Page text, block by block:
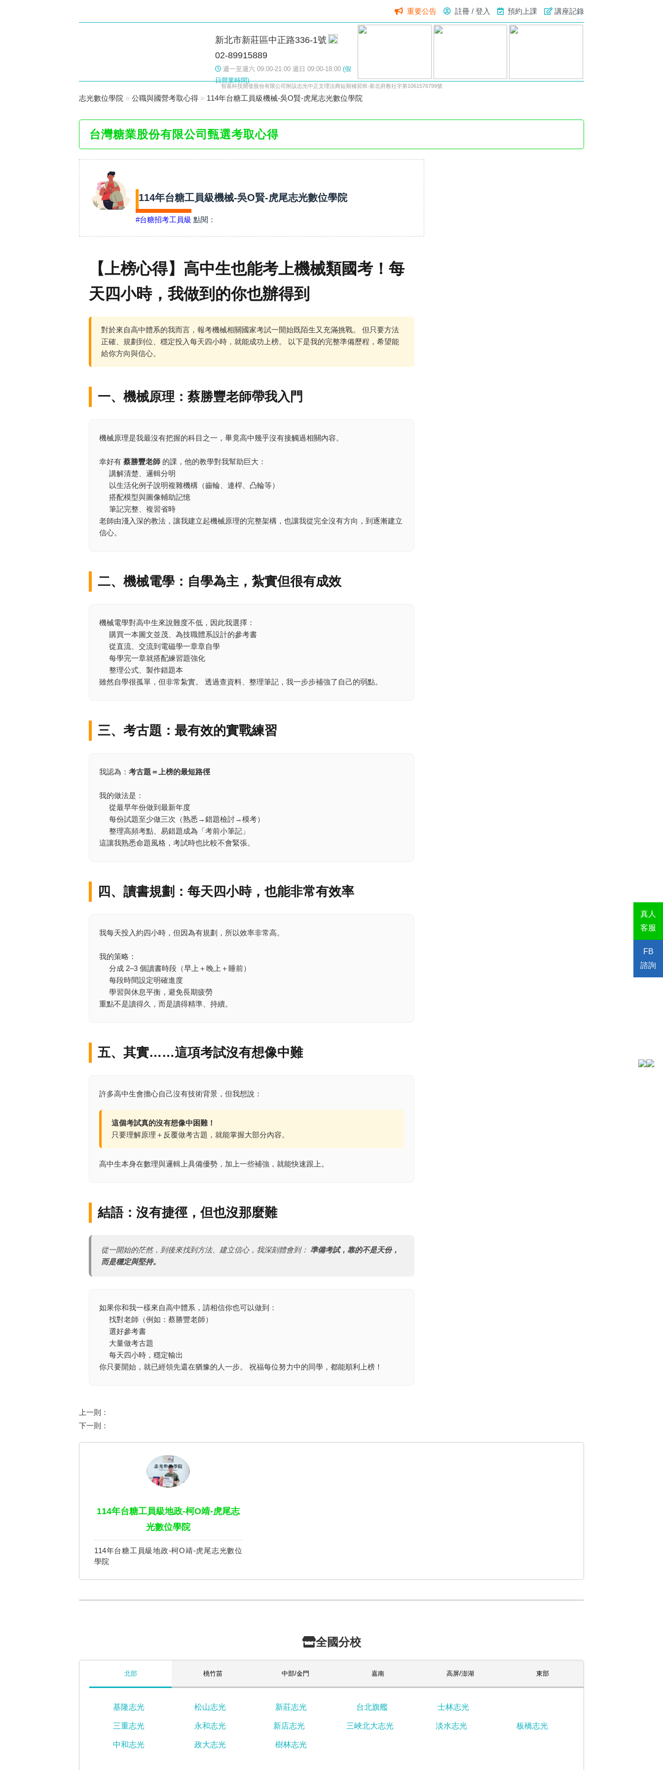
重要公告 註冊 / 登入 預約上課 講座記錄
新北市新莊區中正路336-1號
02-89915889
週一至週六 09:00-21:00 週日 09:00-18:00 (假
日營業時間)
真人
客服
FB
諮詢
智基科技開發股份有限公司附設志光中正文理法商短期補習班-新北府教社字第1061576799號
志光數位學院 » 公職與國營考取心得 » 114年台糖工員級機械-吳O賢-虎尾志光數位學院
台灣糖業股份有限公司甄選考取心得
114年台糖工員級機械-吳O賢-虎尾志光數位學院
#台糖招考工員級 點閱：
【上榜心得】高中生也能考上機械類國考！每
天四小時，我做到的你也辦得到
對於來自高中體系的我而言，報考機械相關國家考試一開始既陌生又充滿挑戰。 但只要方法
正確、規劃到位、穩定投入每天四小時，就能成功上榜。 以下是我的完整準備歷程，希望能
給你方向與信心。
一、機械原理：蔡勝豐老師帶我入門
機械原理是我最沒有把握的科目之一，畢竟高中幾乎沒有接觸過相關內容。
幸好有 蔡勝豐老師 的課，他的教學對我幫助巨大：
講解清楚、邏輯分明
以生活化例子說明複雜機構（齒輪、連桿、凸輪等）
搭配模型與圖像輔助記憶
筆記完整、複習省時
老師由淺入深的教法，讓我建立起機械原理的完整架構，也讓我從完全沒有方向，到逐漸建立
信心。
二、機械電學：自學為主，紮實但很有成效
機械電學對高中生來說難度不低，因此我選擇：
購買一本圖文並茂、為技職體系設計的參考書
從直流、交流到電磁學一章章自學
每學完一章就搭配練習題強化
整理公式、製作錯題本
雖然自學很孤單，但非常紮實。 透過查資料、整理筆記，我一步步補強了自己的弱點。
三、考古題：最有效的實戰練習
我認為： 考古題＝上榜的最短路徑
我的做法是：
從最早年份做到最新年度
每份試題至少做三次（熟悉→錯題檢討→模考）
整理高頻考點、易錯題成為「考前小筆記」
這讓我熟悉命題風格，考試時也比較不會緊張。
四、讀書規劃：每天四小時，也能非常有效率
我每天投入約四小時，但因為有規劃，所以效率非常高。
我的策略：
分成 2–3 個讀書時段（早上＋晚上＋睡前）
每段時間設定明確進度
學習與休息平衡，避免長期疲勞
重點不是讀得久，而是讀得精準、持續。
五、其實……這項考試沒有想像中難
許多高中生會擔心自己沒有技術背景，但我想說：
這個考試真的沒有想像中困難！
只要理解原理＋反覆做考古題，就能掌握大部分內容。
高中生本身在數理與邏輯上具備優勢，加上一些補強，就能快速跟上。
結語：沒有捷徑，但也沒那麼難
從一開始的茫然，到後來找到方法、建立信心，我深刻體會到： 準備考試，靠的不是天份，
而是穩定與堅持。
如果你和我一樣來自高中體系，請相信你也可以做到：
找對老師（例如：蔡勝豐老師）
選好參考書
大量做考古題
每天四小時，穩定輸出
你只要開始，就已經領先還在猶豫的人一步。 祝福每位努力中的同學，都能順利上榜！
上一則：
下一則：
114年台糖工員級地政-柯O靖-虎尾志
光數位學院
114年台糖工員級地政-柯O靖-虎尾志光數位
學院
全國分校
北部 桃竹苗 中部/金門 嘉南 高屏/澎湖 東部
基隆志光 松山志光 新莊志光 台北旗艦 士林志光
三重志光 永和志光 新店志光 三峽北大志光 淡水志光 板橋志光
中和志光 政大志光 樹林志光